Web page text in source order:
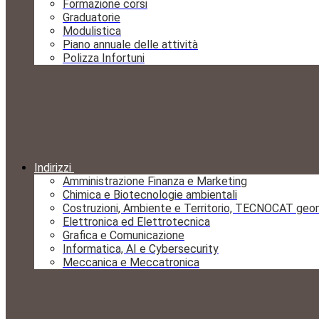
Formazione corsi
Graduatorie
Modulistica
Piano annuale delle attività
Polizza Infortuni
Indirizzi
Amministrazione Finanza e Marketing
Chimica e Biotecnologie ambientali
Costruzioni, Ambiente e Territorio, TECNOCAT
Elettronica ed Elettrotecnica
Grafica e Comunicazione
Informatica, AI e Cybersecurity
Meccanica e Meccatronica